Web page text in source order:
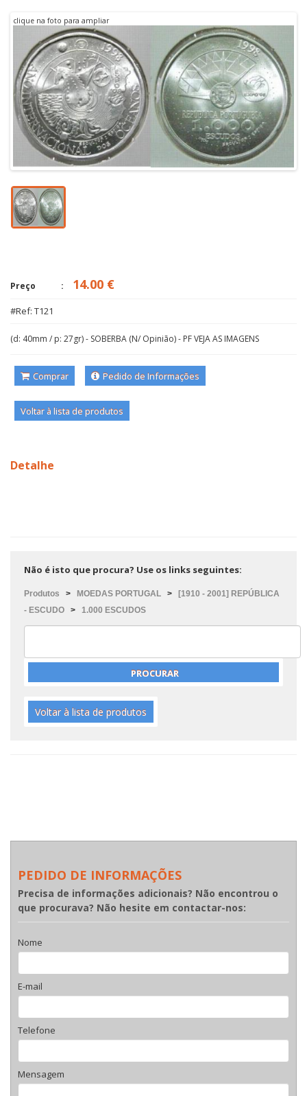
clique na foto para ampliar
Preço 14.00 €
#Ref: T121
(d: 40mm / p: 27gr) - SOBERBA (N/ Opinião) - PF VEJA AS IMAGENS
Comprar Pedido de Informações
Voltar à lista de produtos
Detalhe
Não é isto que procura? Use os links seguintes:
Produtos > MOEDAS PORTUGAL > [1910 - 2001] REPÚBLICA
- ESCUDO > 1.000 ESCUDOS
Voltar à lista de produtos
PEDIDO DE INFORMAÇÕES
Precisa de informações adicionais? Não encontrou o
que procurava? Não hesite em contactar-nos:
Nome
E-mail
Telefone
Mensagem